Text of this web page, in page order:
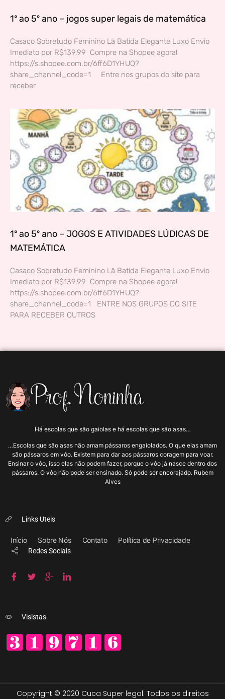
1º ao 5º ano – jogos super legais de matemática
Casaco Sobretudo Feminino Lã Batida Elegante Luxo Envio
Imediato por R$139,99 Compre na Shopee agora!
https://s.shopee.com.br/6ff6D1YHUQ?
share_channel_code=1 Entre nos grupos do site para
receber
1º ao 5º ano – JOGOS E ATIVIDADES LÚDICAS DE
MATEMÁTICA
Casaco Sobretudo Feminino Lã Batida Elegante Luxo Envio
Imediato por R$139,99 Compre na Shopee agora!
https://s.shopee.com.br/6ff6D1YHUQ?
share_channel_code=1 ENTRE NOS GRUPOS DO SITE
PARA RECEBER OUTROS
Há escolas que são gaiolas e há escolas que são asas…
…Escolas que são asas não amam pássaros engaiolados. O que elas amam
são pássaros em vôo. Existem para dar aos pássaros coragem para voar.
Ensinar o vôo, isso elas não podem fazer, porque o vôo já nasce dentro dos
pássaros. O vôo não pode ser ensinado. Só pode ser encorajado. Rubem
Alves
Links Uteis
Início Sobre Nós Contato Política de Privacidade
Redes Sociais
Visistas
Copyright © 2020 Cuca Super legal. Todos os direitos